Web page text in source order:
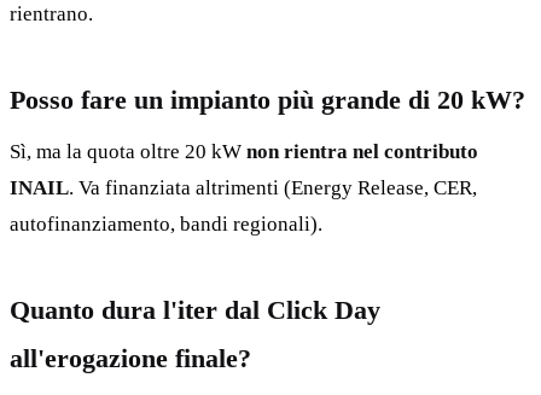
rientrano.
Posso fare un impianto più grande di 20 kW?
Sì, ma la quota oltre 20 kW non rientra nel contributo
INAIL. Va finanziata altrimenti (Energy Release, CER,
autofinanziamento, bandi regionali).
Quanto dura l'iter dal Click Day
all'erogazione finale?